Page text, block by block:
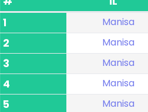
1
Manisa
2 Manisa
3 Manisa
4 Manisa
5 Manisa